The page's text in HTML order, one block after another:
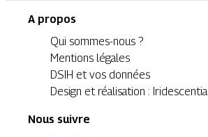
A propos
Qui sommes-nous ?
Mentions légales
DSIH et vos données
Design et réalisation : Iridescentia
Nous suivre